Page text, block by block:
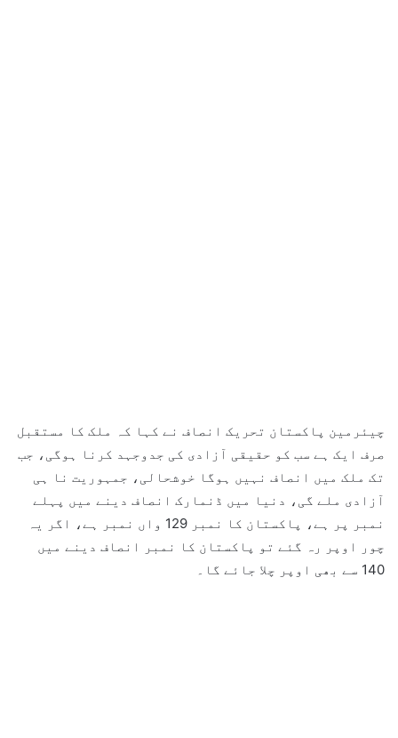
چیئرمین پاکستان تحریک انصاف نے کہا کہ ملک کا مستقبل
صرف ایک ہے سب کو حقیقی آزادی کی جدوجہد کرنا ہوگی، جب
تک ملک میں انصاف نہیں ہوگا خوشحالی، جمہوریت نا ہی
آزادی ملے گی، دنیا میں ڈنمارک انصاف دینے میں پہلے
نمبر پر ہے، پاکستان کا نمبر 129 واں نمبر ہے، اگر یہ
چور اوپر رہ گئے تو پاکستان کا نمبر انصاف دینے میں
140 سے بھی اوپر چلا جائے گا۔